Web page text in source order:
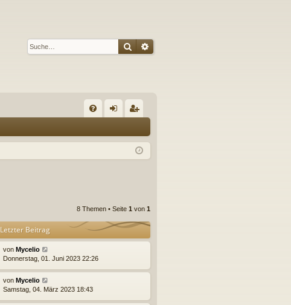
SucheErweiterte Suche
Q m ist
8 Themen • Seite 1 von 1
Letzter Beitrag
von Mycelio
Donnerstag, 01. Juni 2023 22:26
von Mycelio
Samstag, 04. März 2023 18:43